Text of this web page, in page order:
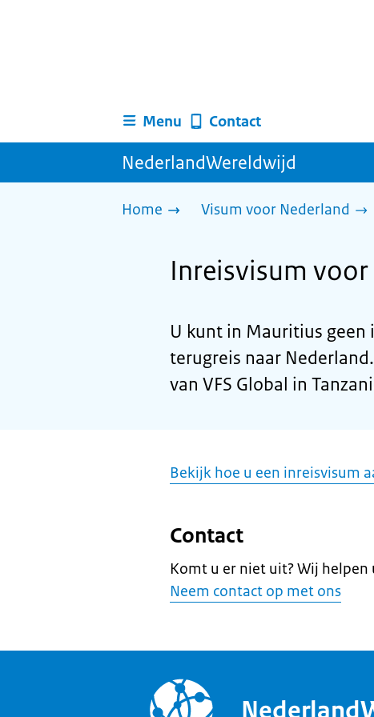
Menu Contact
NederlandWereldwijd
Home Visum voor Nederland
Inreisvisum
U kunt in Mauritius
terugreis naar
van VFS Global in
Bekijk hoe u een inreisvisum
Contact
Komt u er niet uit? Wij helpen
Neem contact op met ons